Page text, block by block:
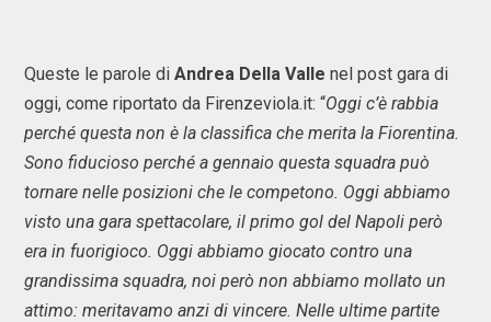
Queste le parole di Andrea Della Valle nel post gara di
oggi, come riportato da Firenzeviola.it: “Oggi c’è rabbia
perché questa non è la classifica che merita la Fiorentina.
Sono fiducioso perché a gennaio questa squadra può
tornare nelle posizioni che le competono. Oggi abbiamo
visto una gara spettacolare, il primo gol del Napoli però
era in fuorigioco. Oggi abbiamo giocato contro una
grandissima squadra, noi però non abbiamo mollato un
attimo: meritavamo anzi di vincere. Nelle ultime partite